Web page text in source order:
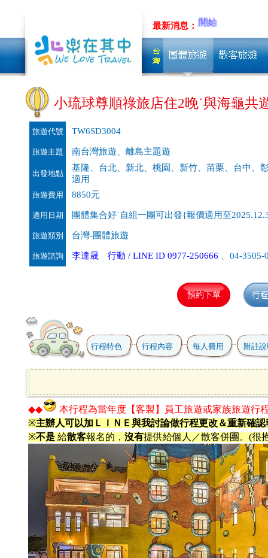
最新消息：
小琉球尊順祿旅店住2晚˙與海龜共
旅遊代號 TW6SD3004
旅遊主題 南台灣旅遊、離島主題遊
出發地點
基隆、台北、新北、桃園、新竹、苗栗、台中、
適用
旅遊費用 8850元
適用日期 團體集合好˙自組一團可出發{報價適用至
旅遊類別 台灣-團體旅遊
旅遊諮詢 李達晟 行動 / LINE ID 0977-250666 、04-3505-
行程特色 行程內容 每人費用 附註
◆◆
本行程為當年度【客製】員工旅遊或家族旅遊行
※主辦人可以加ＬＩＮＥ與我討論做行程更改＆重新確
※不是 給散客報名的， 沒有提供給個人／散客併團。(很